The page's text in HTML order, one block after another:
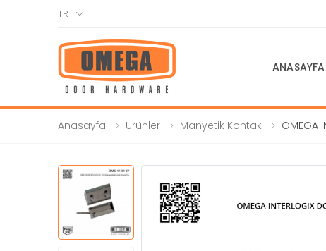
TR
ANASAYFA
Anasayfa Ürünler Manyetik Kontak
OMEGA